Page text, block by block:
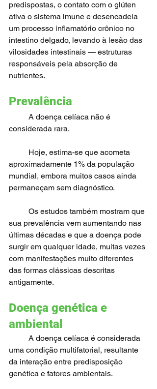
predispostas, o contato com o glúten
ativa o sistema imune e desencadeia
um processo inflamatório crônico no
intestino delgado, levando à lesão das
vilosidades intestinais — estruturas
responsáveis pela absorção de
nutrientes.
Prevalência
considerada rara.
aproximadamente 1% da população
mundial, embora muitos casos ainda
permaneçam sem diagnóstico.
sua prevalência vem aumentando nas
últimas décadas e que a doença pode
surgir em qualquer idade, muitas vezes
com manifestações muito diferentes
das formas clássicas descritas
antigamente.
Doença genética e
ambiental
uma condição multifatorial, resultante
da interação entre predisposição
genética e fatores ambientais.